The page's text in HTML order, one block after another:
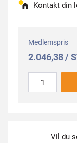
Kontakt din
Medlemspris
2.046,38 /
Vil du